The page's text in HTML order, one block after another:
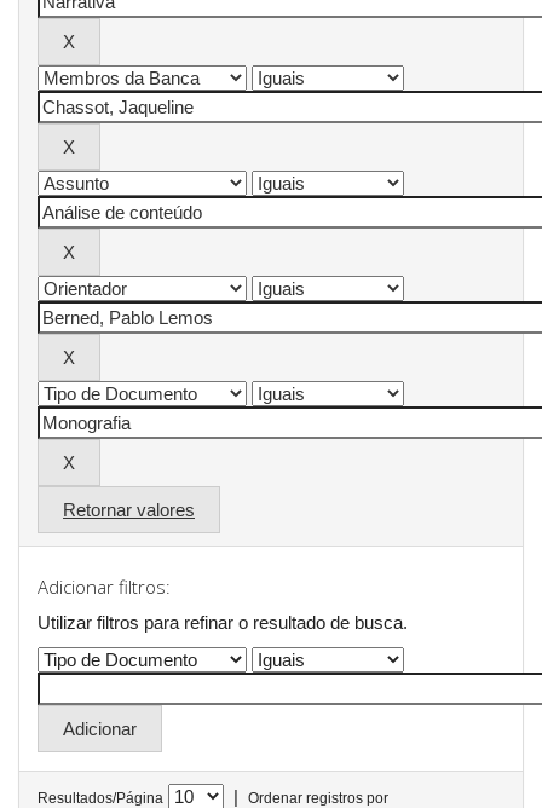
Retornar valores
Adicionar filtros:
Utilizar filtros para refinar o resultado de busca.
Resultados/Página |
Ordenar registros por